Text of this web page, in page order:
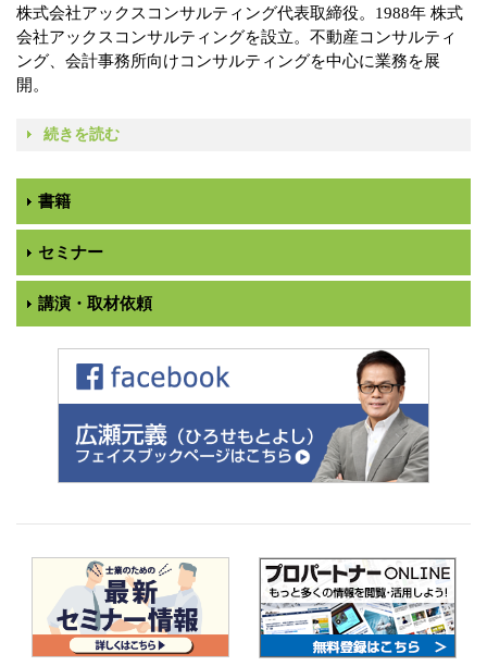
株式会社アックスコンサルティング代表取締役。1988年 株式
会社アックスコンサルティングを設立。不動産コンサルティ
ング、会計事務所向けコンサルティングを中心に業務を展
開。
続きを読む
書籍
セミナー
講演・取材依頼